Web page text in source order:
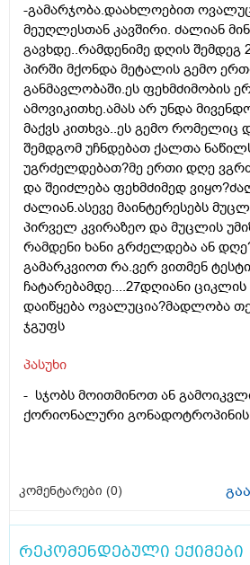
-გამარჯობა.დაახლოებით
მეუღლესთან კავშირი. ძალიან
გავხდე..რამდენიმე დღის შემდეგ
პირში მქონდა მეტალის გემო
განმავლობაში.ეს ფეხმძიმობის
ამოვიკითხე.ამას არ უნდა
მაქვს კითხვა..ეს გემო რომელიც
შემდგომ უჩნდებათ ქალთა
უგრძელდებათ?მე ერთი დღე
და შეიძლება ფეხმძიმედ
ძალიან.ასევე მაინტერესებს
პირველ კვირაზეო და მუცლის
რამდენი ხანი გრძელდება ან
გამარკვიოთ რა.ვერ ვითმენ
ჩატარებამდე....27დღიანი
დაიწყება ოვალუცია?მადლობა
ჯგუფს
პასუხი
- სჯობს მოითმინოთ ან
ქორიონალური
კომენტარები (0)
რეკომენდებული ექიმები